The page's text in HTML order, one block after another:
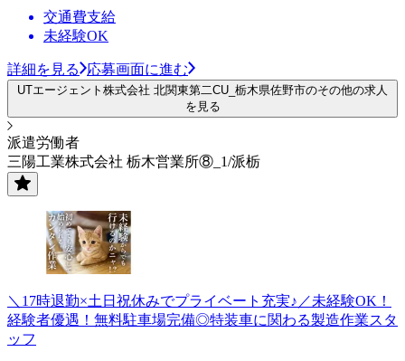
交通費支給
未経験OK
詳細を見る 応募画面に進む
UTエージェント株式会社 北関東第二CU_栃木県佐野市のその他の求人
を見る
派遣労働者
三陽工業株式会社 栃木営業所⑧_1/派栃
＼17時退勤×土日祝休みでプライベート充実♪／未経験OK！
経験者優遇！無料駐車場完備◎特装車に関わる製造作業スタ
ッフ